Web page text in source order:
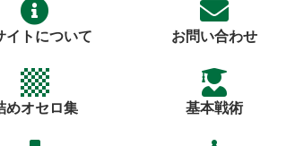
イトについて お問い合わせ
めオセロ集 基本戦術